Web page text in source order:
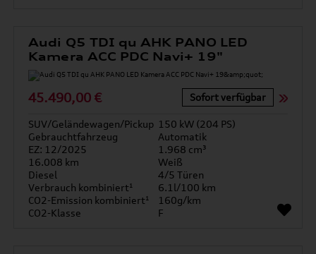
Audi Q5 TDI qu AHK PANO LED
Kamera ACC PDC Navi+ 19"
45.490,00 € Sofort verfügbar
SUV/Geländewagen/Pickup 150 kW (204 PS)
Gebrauchtfahrzeug
Automatik
EZ: 12/2025
1.968 cm³
16.008 km
Weiß
Diesel
4/5 Türen
Verbrauch kombiniert¹
6.1l/100 km
CO2-Emission kombiniert¹
160g/km
CO2-Klasse
F